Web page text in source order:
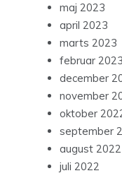
maj 2023
april 2023
marts 2023
februar 2023
december
november
oktober
september
august 2022
juli 2022